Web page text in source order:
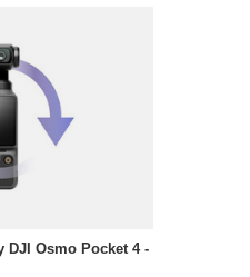
DJI Osmo Pocket 4 -